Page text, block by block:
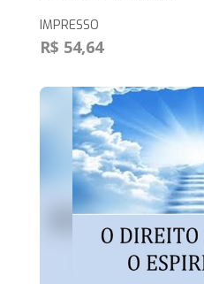
IMPRESSO
R$ 54,64